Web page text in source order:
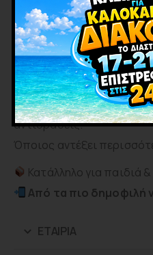
-Μαλακή ζελέ υφή με
-Ιδανικό για TikTok &
-Διασκεδαστικό για
Πώς παίζεται:
Βάλε το ζελεδάκι στο
αντιδράσεις!
Όποιος αντέξει
Κατάλληλο για παιδιά &
Από τα πιο δημοφιλή
ΕΤΑΙΡΊΑ